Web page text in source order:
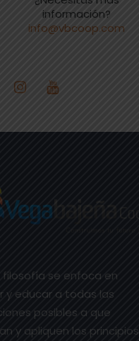
información?
info@vbcoop.com
filosofía se enfoca en
y educar a todas las
posibles a que
y apliquen los principios